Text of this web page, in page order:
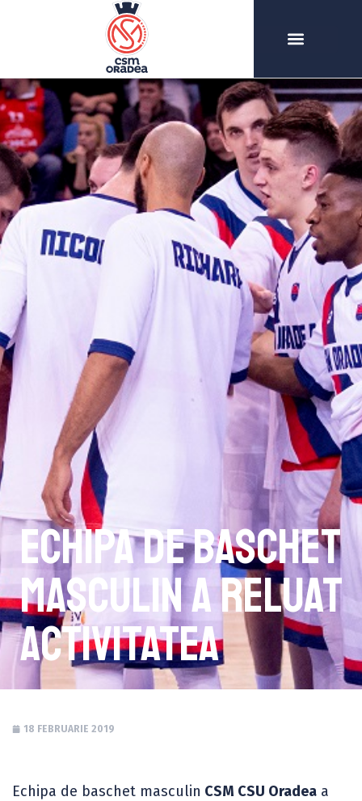
Echipa de baschet
masculin a reluat
activitatea
18 FEBRUARIE 2019
Echipa de baschet masculin CSM CSU Oradea a